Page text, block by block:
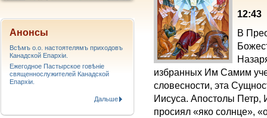
12:43
В
избранных Им Самим
словесности, эта
Иисуса. Апостолы Петр,
просиял «яко солнце»,
Анонсы
Всѣмъ о.о. настоятелямъ приходовъ
Канадской Епархiи.
Ежегодное Пастырское говѣніе
священнослужителей Канадской
Епархіи.
Дальше